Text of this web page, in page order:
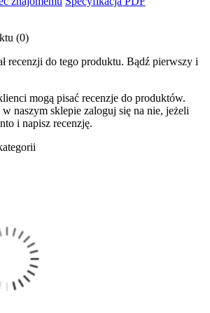
(0)
recenzji do tego produktu. Bądź pierwszy i
mogą pisać recenzje do produktów.
naszym sklepie zaloguj się na nie, jeżeli
i napisz recenzję.